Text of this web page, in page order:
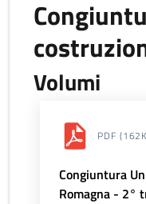
Volumi
PDF
Congiuntura
Romagna - 2°